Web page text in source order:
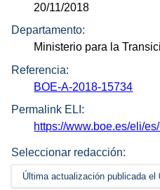
20/11/2018
Departamento:
Ministerio para la
Referencia:
BOE-A-2018-15734
Permalink ELI:
https://www.boe.es/eli/
Seleccionar redacción:
Última actualización publicada el